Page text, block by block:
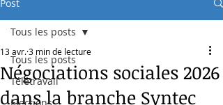
Post
Tous les posts
Télétravail
Tous les posts
Négociations sociales 2026
dans la branche Syntec
13 avr.3 min de lecture